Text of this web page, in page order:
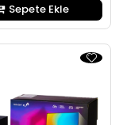
Sepete Ekle